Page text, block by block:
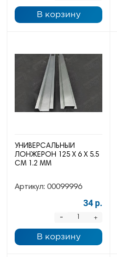
В корзину
УНИВЕРСАЛЬНЫЙ
ЛОНЖЕРОН 125 Х 6 Х 5.5
СМ 1.2 ММ
Артикул: 00099996
34 р.
+
-
В корзину